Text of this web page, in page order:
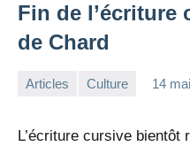
Fin de l’écriture
de Chard
Articles Culture 14
L’écriture cursive bientôt